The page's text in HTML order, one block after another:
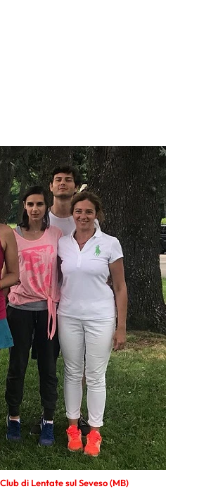
di Lentate sul Seveso (MB)